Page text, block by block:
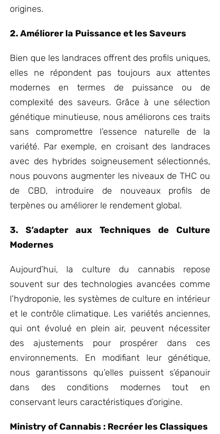
origines.
2. Améliorer la Puissance et les Saveurs
Bien que les landraces offrent des profils uniques,
elles ne répondent pas toujours aux attentes
modernes en termes de puissance ou de
complexité des saveurs. Grâce à une sélection
génétique minutieuse, nous améliorons ces traits
sans compromettre l’essence naturelle de la
variété. Par exemple, en croisant des landraces
avec des hybrides soigneusement sélectionnés,
nous pouvons augmenter les niveaux de THC ou
de CBD, introduire de nouveaux profils de
terpènes ou améliorer le rendement global.
3. S’adapter aux Techniques de Culture
Modernes
Aujourd’hui, la culture du cannabis repose
souvent sur des technologies avancées comme
l’hydroponie, les systèmes de culture en intérieur
et le contrôle climatique. Les variétés anciennes,
qui ont évolué en plein air, peuvent nécessiter
des ajustements pour prospérer dans ces
environnements. En modifiant leur génétique,
nous garantissons qu’elles puissent s’épanouir
dans des conditions modernes tout en
conservant leurs caractéristiques d’origine.
Ministry of Cannabis : Recréer les Classiques